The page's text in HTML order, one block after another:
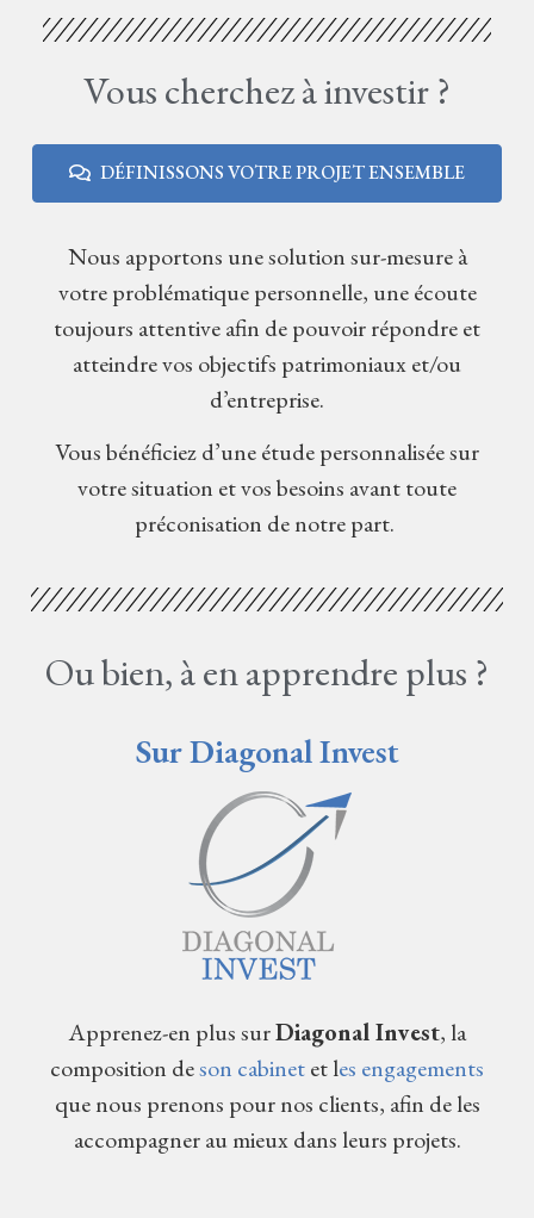
Vous cherchez à investir ?
DÉFINISSONS VOTRE PROJET ENSEMBLE
Nous apportons une solution sur-mesure à
votre problématique personnelle, une écoute
toujours attentive afin de pouvoir répondre et
atteindre vos objectifs patrimoniaux et/ou
d’entreprise.
Vous bénéficiez d’une étude personnalisée sur
votre situation et vos besoins avant toute
préconisation de notre part.
Ou bien, à en apprendre plus ?
Sur Diagonal Invest
Apprenez-en plus surDiagonal Invest, la
composition deson cabinetet les engagements
que nous prenons pour nos clients, afin de les
accompagner au mieux dans leurs projets.